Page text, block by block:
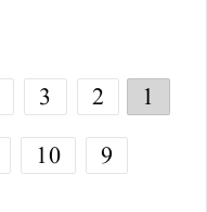
1
2
3
9
10